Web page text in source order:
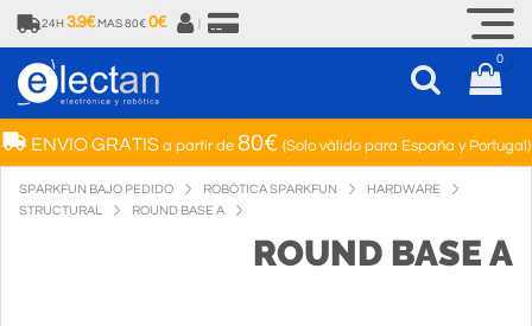
24H 3.9€ MAS 80€ 0€
0
ENVIO GRATISa partir de 80€ (Solo válido para España y Portugal)
SPARKFUN BAJO PEDIDO ROBÓTICA SPARKFUN
HARDWARE
STRUCTURAL
ROUND BASE A
ROUND BASE A